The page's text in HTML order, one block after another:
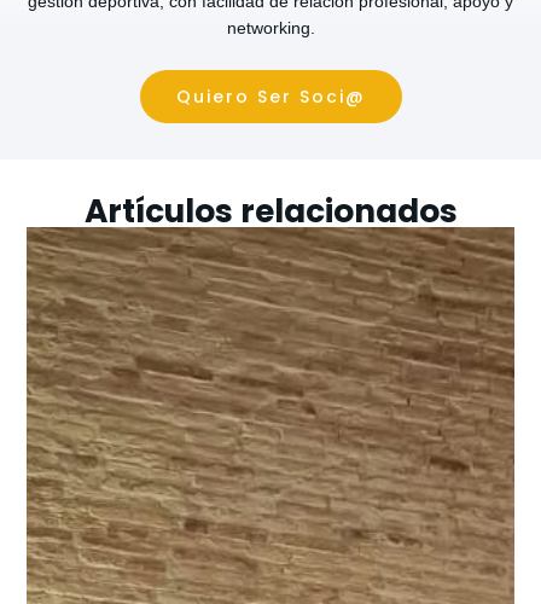
networking.
Quiero Ser Soci@
Artículos relacionados